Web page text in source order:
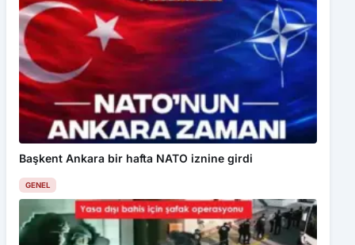
Başkent Ankara bir hafta NATO iznine girdi
GENEL